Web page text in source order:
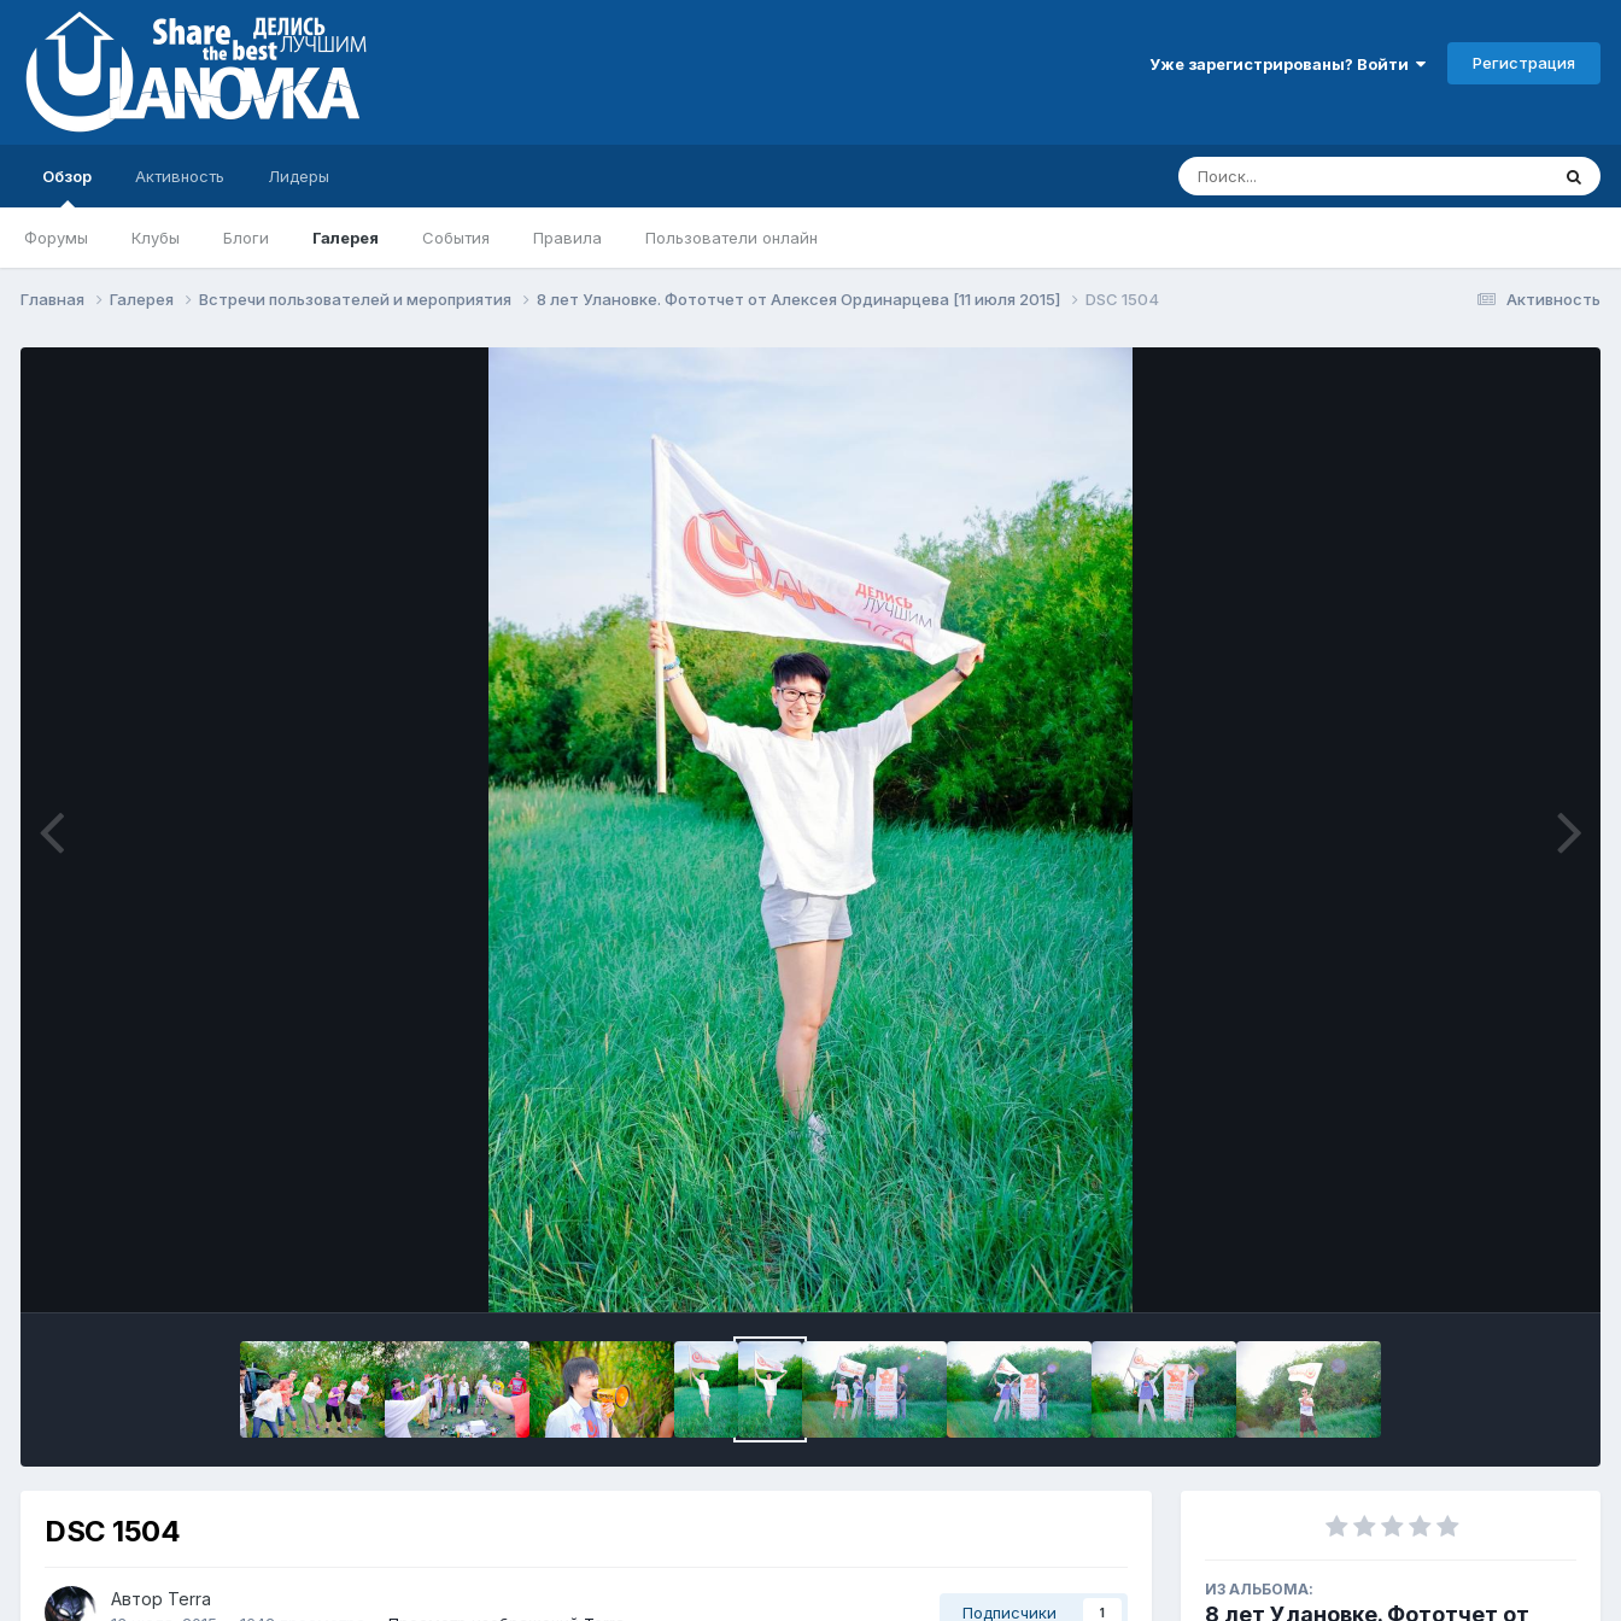
Уже зарегистрированы? Войти Регистрация
Обзор
Форумы Клубы Блоги Галерея События Правила Пользователи онлайн
Активность Лидеры
Активность
Главная Галерея Встречи пользователей и мероприятия 8 лет Улановке. Фототчет от Алексея Ординарцева [11 июля 2015] DSC 1504
DSC 1504
Автор Terra
Подписчики 1
ИЗ АЛЬБОМА:
8 лет Улановке. Фототчет от